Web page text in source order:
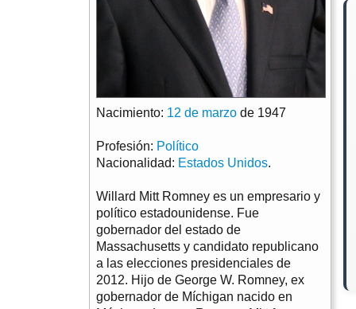
Nacimiento: 12 de marzo de 1947
Profesión: Político
Nacionalidad: Estados Unidos.
Willard Mitt Romney es un empresario y
político estadounidense. Fue
gobernador del estado de
Massachusetts y candidato republicano
a las elecciones presidenciales de
2012. Hijo de George W. Romney, ex
gobernador de Míchigan nacido en